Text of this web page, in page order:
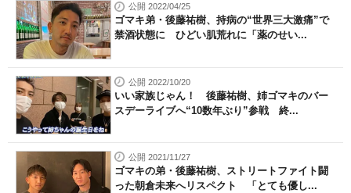
公開 2022/04/25
ゴマキ弟・後藤祐樹、持病の“世界三大激痛”で
禁酒状態に ひどい肌荒れに「薬のせい...
公開 2022/10/20
いい家族じゃん！ 後藤祐樹、姉ゴマキのバー
スデーライブへ“10数年ぶり”参戦 終...
公開 2021/11/27
ゴマキの弟・後藤祐樹、ストリートファイト闘
った朝倉未来へリスペクト 「とても優し...